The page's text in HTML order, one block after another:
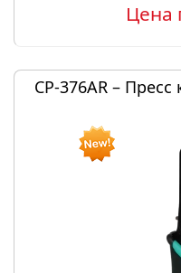
Цена
CP-376AR –